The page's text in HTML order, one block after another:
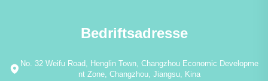
Bedriftsadresse
No. 32 Weifu Road, Henglin Town, Changzhou Economic Developme
nt Zone, Changzhou, Jiangsu, Kina